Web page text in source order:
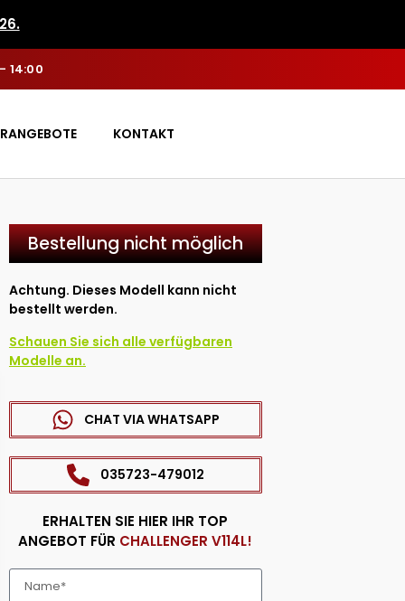
14:00
KONTAKT
Bestellung nicht möglich
Achtung. Dieses Modell kann nicht
bestellt werden.
Schauen Sie sich alle verfügbaren
Modelle an.
CHAT VIA WHATSAPP
035723-479012
ERHALTEN SIE HIER IHR TOP
ANGEBOT FÜR CHALLENGER V114L!